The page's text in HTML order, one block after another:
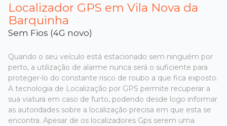
Localizador GPS em Vila Nova da
Barquinha
Sem Fios (4G novo)
Quando o seu veículo está estacionado sem ninguém por
perto, a utilização de alarme nunca será o suficiente para
proteger-lo do constante risco de roubo a que fica exposto.
A tecnologia de Localização por GPS permite recuperar a
sua viatura em caso de furto, podendo desde logo informar
as autoridades sobre a localização precisa em que esta se
encontra. Apesar de os localizadores Gps serem uma